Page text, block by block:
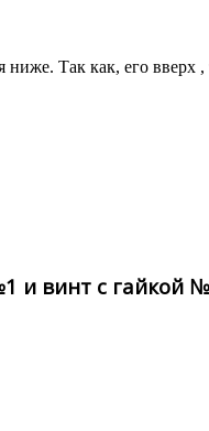
Так как, его вверх ,
и винт с гайкой